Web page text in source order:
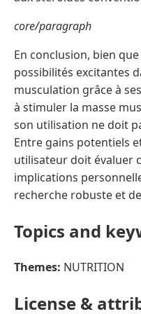
core/paragraph
En conclusion, bien
possibilités excitantes
musculation grâce à
à stimuler la masse
son utilisation ne doit
Entre gains potentiels
utilisateur doit évaluer
implications
recherche robuste et
Topics and
Themes: NUTRITION
License &